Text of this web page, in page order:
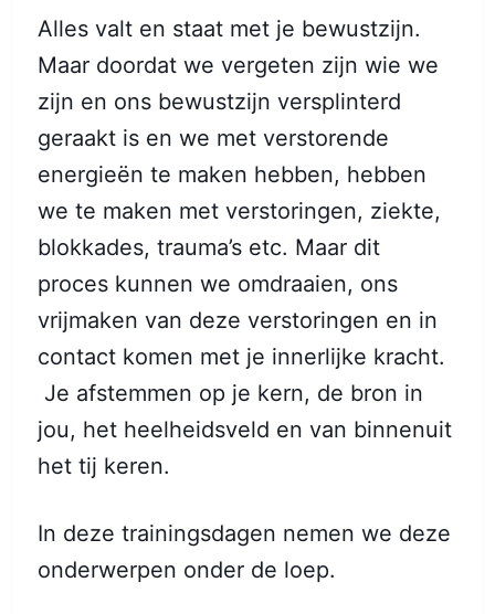
Alles valt en staat met je bewustzijn.
Maar doordat we vergeten zijn wie we
zijn en ons bewustzijn versplinterd
geraakt is en we met verstorende
energieën te maken hebben, hebben
we te maken met verstoringen, ziekte,
blokkades, trauma’s etc. Maar dit
proces kunnen we omdraaien, ons
vrijmaken van deze verstoringen en in
contact komen met je innerlijke kracht.
Je afstemmen op je kern, de bron in
jou, het heelheidsveld en van binnenuit
het tij keren.
In deze trainingsdagen nemen we deze
onderwerpen onder de loep.